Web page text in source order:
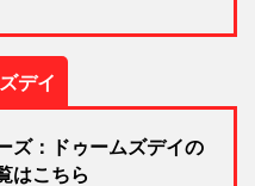
デイ
ズ：ドゥームズデイの
はこちら